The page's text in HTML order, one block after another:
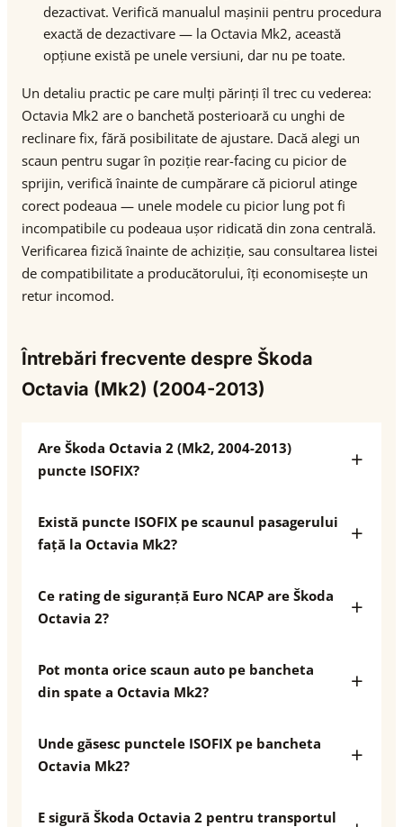
dezactivat. Verifică manualul mașinii pentru procedura
exactă de dezactivare — la Octavia Mk2, această
opțiune există pe unele versiuni, dar nu pe toate.
Un detaliu practic pe care mulți părinți îl trec cu vederea:
Octavia Mk2 are o banchetă posterioară cu unghi de
reclinare fix, fără posibilitate de ajustare. Dacă alegi un
scaun pentru sugar în poziție rear-facing cu picior de
sprijin, verifică înainte de cumpărare că piciorul atinge
corect podeaua — unele modele cu picior lung pot fi
incompatibile cu podeaua ușor ridicată din zona centrală.
Verificarea fizică înainte de achiziție, sau consultarea listei
de compatibilitate a producătorului, îți economisește un
retur incomod.
Întrebări frecvente despre Škoda
Octavia (Mk2) (2004-2013)
Are Škoda Octavia 2 (Mk2, 2004-2013)
puncte ISOFIX?
Există puncte ISOFIX pe scaunul pasagerului
față la Octavia Mk2?
Ce rating de siguranță Euro NCAP are Škoda
Octavia 2?
Pot monta orice scaun auto pe bancheta
din spate a Octavia Mk2?
Unde găsesc punctele ISOFIX pe bancheta
Octavia Mk2?
E sigură Škoda Octavia 2 pentru transportul